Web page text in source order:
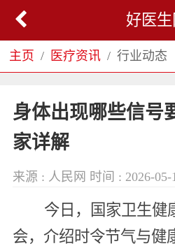
好医生
主页 医疗资讯 行业动态
身体出现哪些信号
家详解
来源 : 人民网 时间 : 2026-05-
今日，国家卫生健
会，介绍时令节气与健